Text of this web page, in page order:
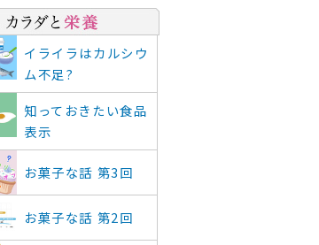
イライラはカルシウ
ム不足?
知っておきたい食品
表示
お菓子な話 第3回
お菓子な話 第2回